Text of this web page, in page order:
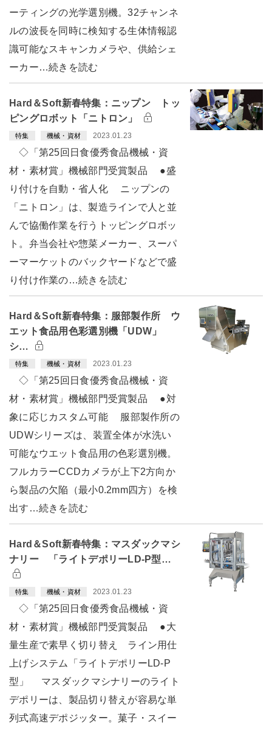
ーティングの光学選別機。32チャンネ
ルの波長を同時に検知する生体情報認
識可能なスキャンカメラや、供給シェ
ーカー…続きを読む
Hard＆Soft新春特集：ニップン トッ
ピングロボット「ニトロン」
特集 機械・資材 2023.01.23
◇「第25回日食優秀食品機械・資
材・素材賞」機械部門受賞製品 ●盛
り付けを自動・省人化 ニップンの
「ニトロン」は、製造ラインで人と並
んで協働作業を行うトッピングロボッ
ト。弁当会社や惣菜メーカー、スーパ
ーマーケットのバックヤードなどで盛
り付け作業の…続きを読む
Hard＆Soft新春特集：服部製作所 ウ
エット食品用色彩選別機「UDW」
シ…
特集 機械・資材 2023.01.23
◇「第25回日食優秀食品機械・資
材・素材賞」機械部門受賞製品 ●対
象に応じカスタム可能 服部製作所の
UDWシリーズは、装置全体が水洗い
可能なウエット食品用の色彩選別機。
フルカラーCCDカメラが上下2方向か
ら製品の欠陥（最小0.2mm四方）を検
出す…続きを読む
Hard＆Soft新春特集：マスダックマシ
ナリー 「ライトデポリーLD-P型…
特集 機械・資材 2023.01.23
◇「第25回日食優秀食品機械・資
材・素材賞」機械部門受賞製品 ●大
量生産で素早く切り替え ライン用仕
上げシステム「ライトデポリーLD-P
型」 マスダックマシナリーのライト
デポリーは、製品切り替えが容易な単
列式高速デポジッター。菓子・スイー